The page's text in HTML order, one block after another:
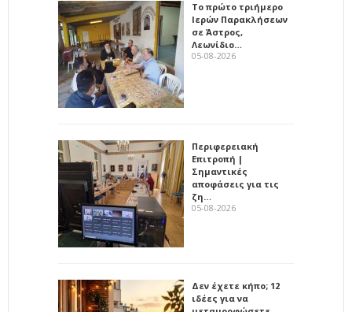
Το πρώτο τριήμερο
Ιερών Παρακλήσεων
σε Άστρος,
Λεωνίδιο…
05-08-2026
Περιφερειακή
Επιτροπή |
Σημαντικές
αποφάσεις για τις
ζη…
05-08-2026
Δεν έχετε κήπο; 12
ιδέες για να